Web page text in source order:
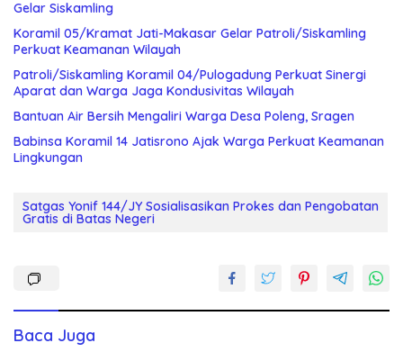
Gelar Siskamling
Koramil 05/Kramat Jati-Makasar Gelar Patroli/Siskamling
Perkuat Keamanan Wilayah
Patroli/Siskamling Koramil 04/Pulogadung Perkuat Sinergi
Aparat dan Warga Jaga Kondusivitas Wilayah
Bantuan Air Bersih Mengaliri Warga Desa Poleng, Sragen
Babinsa Koramil 14 Jatisrono Ajak Warga Perkuat Keamanan
Lingkungan
Satgas Yonif 144/JY Sosialisasikan Prokes dan Pengobatan
Gratis di Batas Negeri
Baca Juga